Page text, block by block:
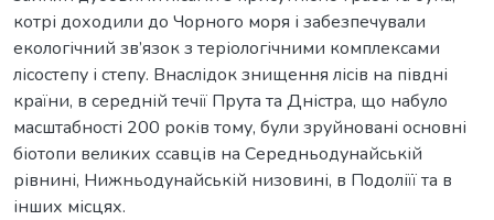
котрі доходили до Чорного моря і забезпечували
екологічний зв’язок з теріологічними комплексами
лісостепу і степу. Внаслідок знищення лісів на півдні
країни, в середній течії Прута та Дністра, що набуло
масштабності 200 років тому, були зруйновані основні
біотопи великих ссавців на Середньодунайській
рівнині, Нижньодунайській низовині, в Подоліїї та в
інших місцях.